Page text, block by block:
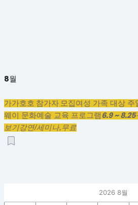
8월
가가호호 참가자 모집여성 가족 대상 주
웨이 문화예술 교육 프로그램 6.9 ~ 8.25
보기강연/세미나,무료
2026 8월